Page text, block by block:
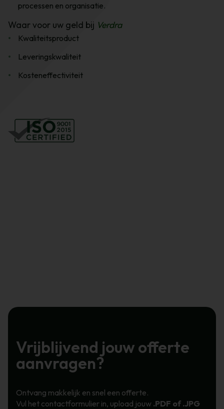
processen en organisatie.
Waar voor uw geld bij Verdra
Kwaliteitsproduct
Leveringskwaliteit
Kosteneffectiviteit
Vrijblijvend jouw offerte
aanvragen?
Ontvang makkelijk en snel een offerte.
Vul het contactformulier in, upload jouw .PDF of .JPG